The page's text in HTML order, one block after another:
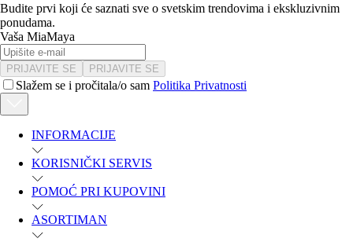
Budite prvi koji će saznati sve o svetskim trendovima i ekskluzivnim
ponudama.
Vaša MiaMaya
PRIJAVITE SE PRIJAVITE SE
Slažem se i pročitala/o sam Politika Privatnosti
INFORMACIJE
KORISNIČKI SERVIS
POMOĆ PRI KUPOVINI
ASORTIMAN